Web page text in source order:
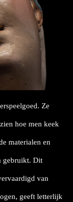
Ze
hoe men keek
materialen en
gebruikt. Dit
van
geeft letterlijk